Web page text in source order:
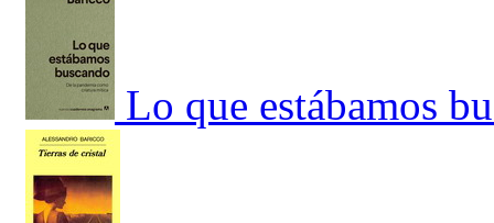
Lo que estábamos